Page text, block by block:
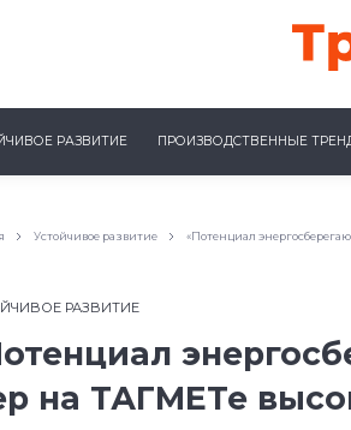
№27 (225)
РАЗВИТИЕ ПРОИЗВОДСТВЕННЫЕ
Устойчивое развитие «Потенциал
РАЗВИТИЕ
на ТАГМЕТе